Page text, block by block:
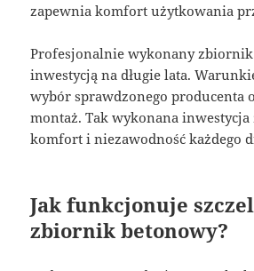
zapewnia komfort użytkowania
Profesjonalnie wykonany
inwestycją na długie lata.
wybór sprawdzonego producenta
montaż. Tak wykonana inwestycja
komfort i niezawodność każdego
Jak funkcjonuje
zbiornik betonowy?